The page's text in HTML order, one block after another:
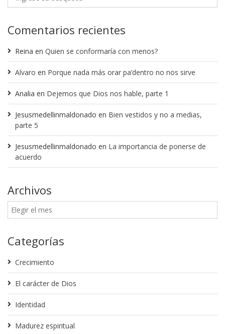
Comentarios recientes
Reina en Quien se conformaría con menos?
Alvaro en Porque nada más orar pa’dentro no nos sirve
Analia en Dejemos que Dios nos hable, parte 1
Jesusmedellinmaldonado en Bien vestidos y no a medias,
parte 5
Jesusmedellinmaldonado en La importancia de ponerse de
acuerdo
Archivos
Categorías
Crecimiento
El carácter de Dios
Identidad
Madurez espiritual